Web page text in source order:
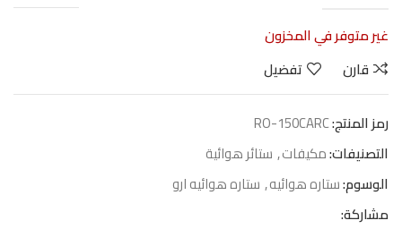
غير متوفر في المخزون
قارن
تفضيل
رمز المنتج:RO-150CARC
التصنيفات:مكيفات, ستائر هوائية
الوسوم:ستاره هوائيه, ستاره هوائيه ارو
مشاركة: